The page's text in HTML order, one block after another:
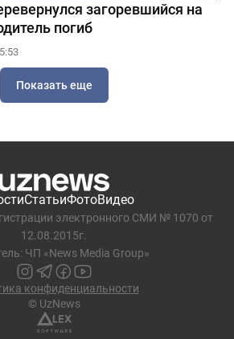
загоревшийся на
погиб
Показать еще
СтатьиФотоВидео
электронного СМИ № 1070 от
12.08.2015г.
ЧП «News Media Group»
конфиденциальности
© UzNews